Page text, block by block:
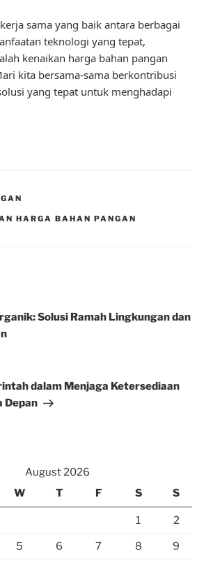
sama yang baik antara berbagai
teknologi yang tepat,
kenaikan harga bahan pangan
kita bersama-sama berkontribusi
yang tepat untuk menghadapi
HARGA BAHAN PANGAN
Solusi Ramah Lingkungan dan
dalam Menjaga Ketersediaan
Depan
August 2026
W T F S S
1 2
5 6 7 8 9